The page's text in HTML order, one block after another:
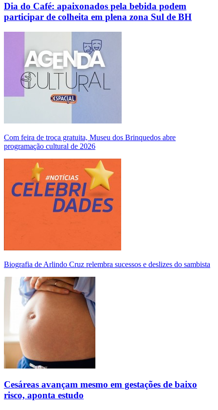
Dia do Café: apaixonados pela bebida podem
participar de colheita em plena zona Sul de BH
Com feira de troca gratuita, Museu dos Brinquedos abre
programação cultural de 2026
Biografia de Arlindo Cruz relembra sucessos e deslizes do sambista
Cesáreas avançam mesmo em gestações de baixo
risco, aponta estudo